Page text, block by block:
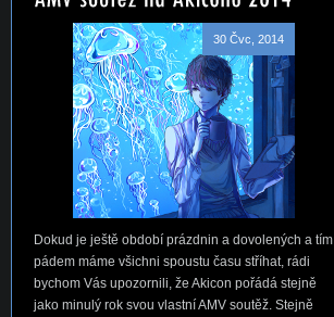
30 Čvc, 2014
Dokud je ještě období prázdnin a dovolených a tím
pádem máme všichni spoustu času stříhat, rádi
bychom Vás upozornili, že Akicon pořádá stejně
jako minulý rok svou vlastní AMV soutěž. Stejně